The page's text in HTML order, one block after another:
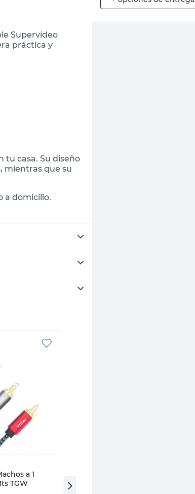
Supervideo
práctica y
tu casa. Su diseño
mientras que su
a domicilio.
rápida
a 1
TGW
Macho 1.20 Mts TGW